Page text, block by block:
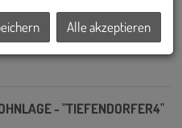
- "TIEFENDORFER4"
Alle akzeptieren